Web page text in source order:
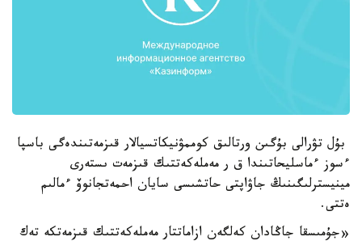
بۇل تۋرالى بۇگىن ورتالىق كوممۋنيكاتسيالار قىزمەتىندەگى باسپا
ءسوز ءماسليحاتىندا ق ر مەملەكەتتىك قىزمەت ىستەرى
مينيسترلىگىنىڭ جاۋاپتى حاتشىسى سايان احمەتجانوۆ ءمالىم
ەتتى.
«جۇمىسقا جاڭادان كەلگەن ازاماتتار مەملەكەتتىك قىزمەتكە تەك